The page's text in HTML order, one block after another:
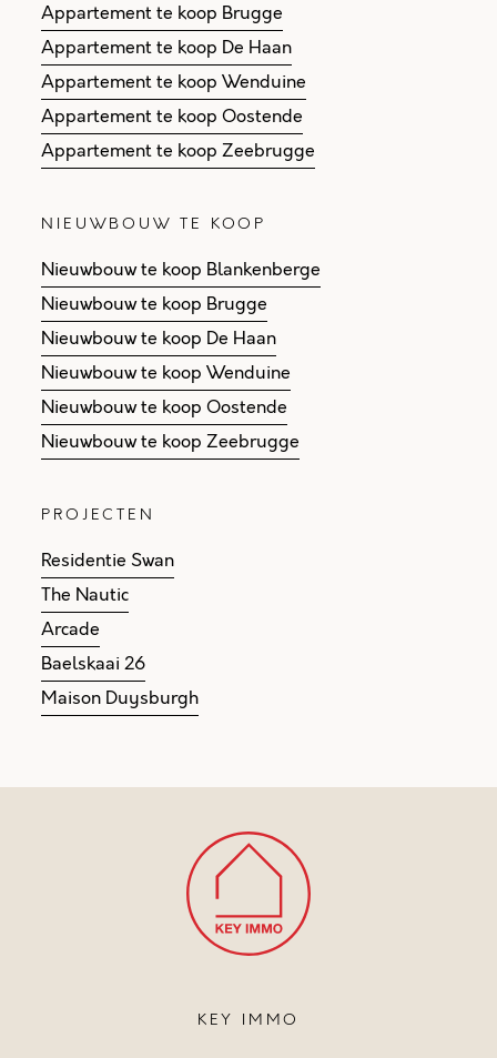
Appartement te koop Brugge
Appartement te koop De Haan
Appartement te koop Wenduine
Appartement te koop Oostende
Appartement te koop Zeebrugge
NIEUWBOUW TE KOOP
Nieuwbouw te koop Blankenberge
Nieuwbouw te koop Brugge
Nieuwbouw te koop De Haan
Nieuwbouw te koop Wenduine
Nieuwbouw te koop Oostende
Nieuwbouw te koop Zeebrugge
PROJECTEN
Residentie Swan
The Nautic
Arcade
Baelskaai 26
Maison Duysburgh
KEY IMMO